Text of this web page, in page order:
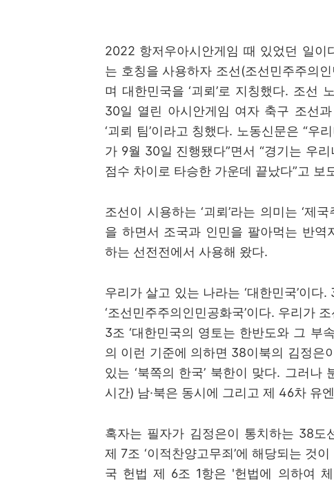
2022 항저우아시안게임 때 있었던 일이
는 호칭을 사용하자 조선 (조선민주주의
며 대한민국을‘괴뢰’로 지칭했다. 조선
30일 열린 아시안게임 여자 축구 조선과
‘괴뢰 팀’이라고 칭했다. 노동신문은 “우
가 9월 30일 진행됐다”면서“경기는 우리
점수 차이로 타승한 가운데 끝났다”고 보
조선이 시용하는‘괴뢰’라는 의미는‘제국
을 하면서 조국과 인민을 팔아먹는 반역
하는 선전전에서 사용해 왔다.
우리가 살고 있는 나라는 ‘대한민국’이다.
‘조선민주주의인민공화국’이다. 우리가
3조‘대한민국의 영토는 한반도와 그 부
의 이런 기준에 의하면 38이북의 김정은
있는 ‘북쪽의 한국’ 북한이 맞다. 그러나
시간) 남·북은 동시에 그리고 제 46차 유
혹자는 필자가 김정은이 통치하는 38도
제7조 ‘이적찬양고무죄’에 해당되는 것
국 헌법 제 6조 1항은 '헌법에 의하여 체